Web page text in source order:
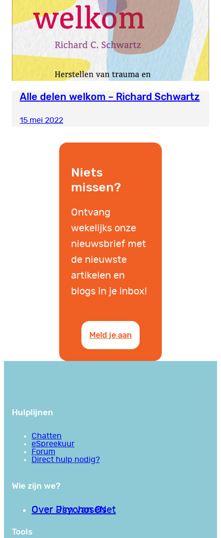
Alle delen welkom – Richard Schwartz
15 mei 2022
Niets
missen?
Ontvang
wekelijks onze
nieuwsbrief met
de nieuwste
artikelen en
blogs in je inbox!
Meld je aan
Hulplijnen
Chatten
eSpreekuur
Forum
Direct hulp nodig?
Wie zijn we?
Over PsychoseNet
Over Jim van Os
Tools